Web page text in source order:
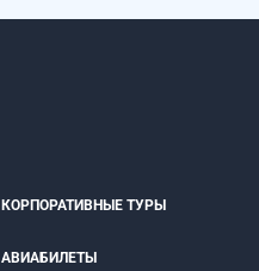
КОРПОРАТИВНЫЕ ТУРЫ
АВИАБИЛЕТЫ